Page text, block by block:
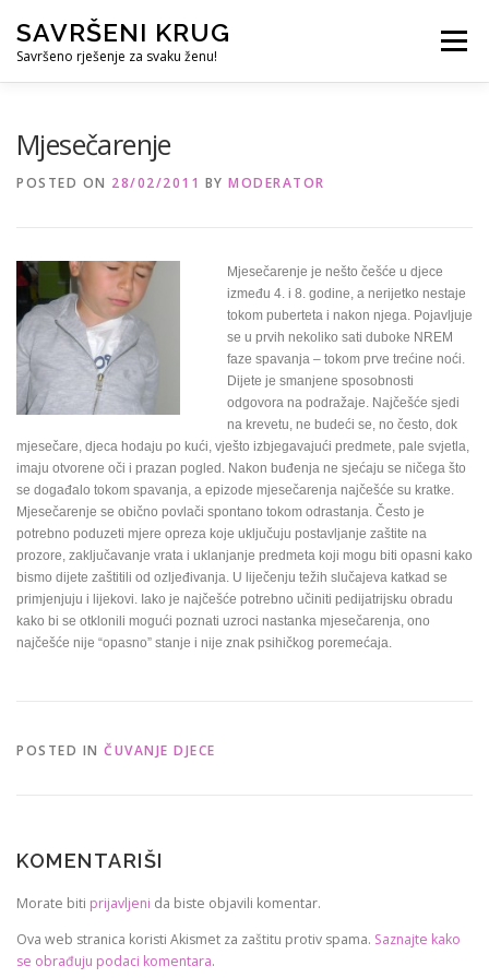
content
SAVRŠENI KRUG
Savršeno rješenje za svaku ženu!
Menu
Mjesečarenje
POSTED ON 28/02/2011 BY MODERATOR
Mjesečarenje je nešto češće u djece
između 4. i 8. godine, a nerijetko nestaje
tokom puberteta i nakon njega. Pojavljuje
se u prvih nekoliko sati duboke NREM
faze spavanja – tokom prve trećine noći.
Dijete je smanjene sposobnosti
odgovora na podražaje. Najčešće sjedi
na krevetu, ne budeći se, no često, dok
mjesečare, djeca hodaju po kući, vješto izbjegavajući predmete, pale svjetla,
imaju otvorene oči i prazan pogled. Nakon buđenja ne sjećaju se ničega što
se događalo tokom spavanja, a epizode mjesečarenja najčešće su kratke.
Mjesečarenje se obično povlači spontano tokom odrastanja. Često je
potrebno poduzeti mjere opreza koje uključuju postavljanje zaštite na
prozore, zaključavanje vrata i uklanjanje predmeta koji mogu biti opasni kako
bismo dijete zaštitili od ozljeđivanja. U liječenju težih slučajeva katkad se
primjenjuju i lijekovi. Iako je najčešće potrebno učiniti pedijatrijsku obradu
kako bi se otklonili mogući poznati uzroci nastanka mjesečarenja, ono
najčešće nije “opasno” stanje i nije znak psihičkog poremećaja.
POSTED IN ČUVANJE DJECE
KOMENTARIŠI
Morate biti prijavljeni da biste objavili komentar.
Ova web stranica koristi Akismet za zaštitu protiv spama. Saznajte kako
se obrađuju podaci komentara.